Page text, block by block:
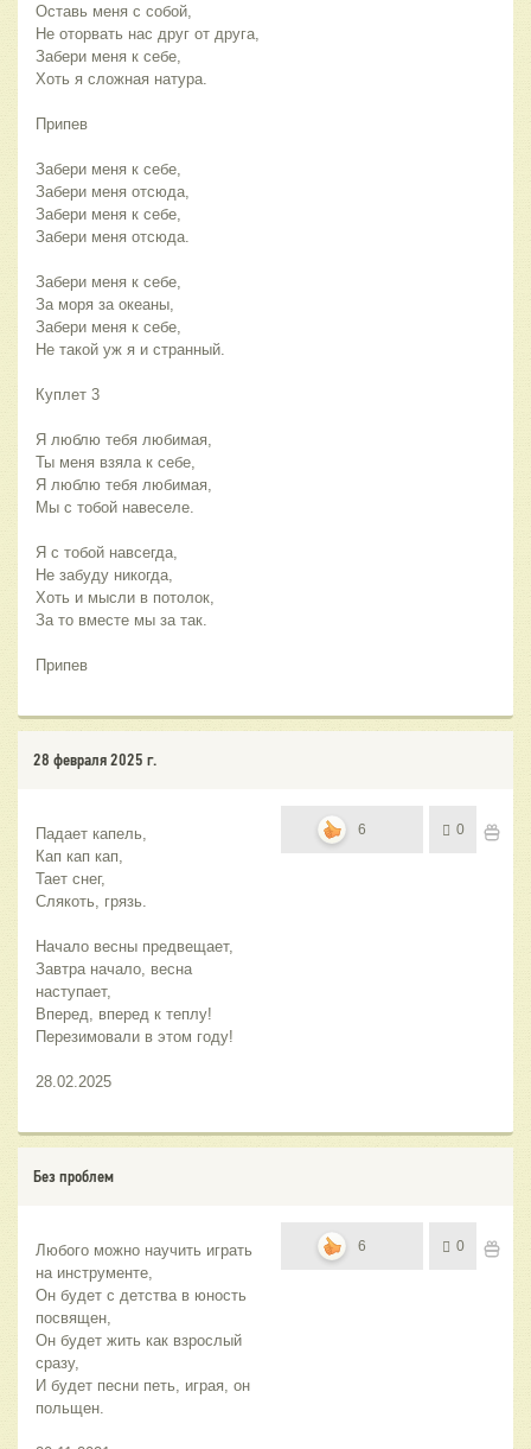
Оставь меня с собой,
Не оторвать нас друг от друга,
Забери меня к себе,
Хоть я сложная натура.
Припев
Забери меня к себе,
Забери меня отсюда,
Забери меня к себе,
Забери меня отсюда.
Забери меня к себе,
За моря за океаны,
Забери меня к себе,
Не такой уж я и странный.
Куплет 3
Я люблю тебя любимая,
Ты меня взяла к себе,
Я люблю тебя любимая,
Мы с тобой навеселе.
Я с тобой навсегда,
Не забуду никогда,
Хоть и мысли в потолок,
За то вместе мы за так.
Припев
28 февраля 2025 г.
Падает капель,
Кап кап кап,
Тает снег,
Слякоть, грязь.
Начало весны предвещает,
Завтра начало, весна
наступает,
Вперед, вперед к теплу!
Перезимовали в этом году!
28.02.2025
6 0
Без проблем
Любого можно научить играть
на инструменте,
Он будет с детства в юность
посвящен,
Он будет жить как взрослый
сразу,
И будет песни петь, играя, он
польщен.
6 0